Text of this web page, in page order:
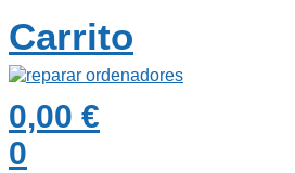
Carrito
0,00 €
0